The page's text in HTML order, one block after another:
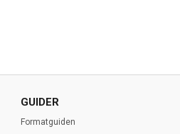
GUIDER
Formatguiden